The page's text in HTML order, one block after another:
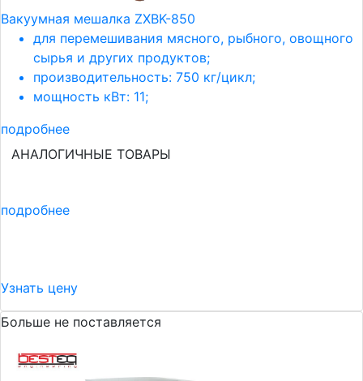
Вакуумная мешалка ZXBK-850
для перемешивания мясного, рыбного, овощного
сырья и других продуктов;
производительность: 750 кг/цикл;
мощность кВт: 11;
подробнее
АНАЛОГИЧНЫЕ ТОВАРЫ
подробнее
Узнать цену
Больше не поставляется